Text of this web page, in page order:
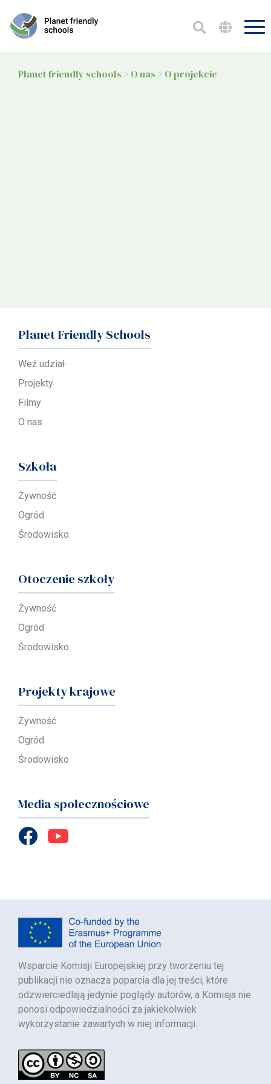
Planet friendly schools > O nas > O projekcie
Planet Friendly Schools
Weź udział
Projekty
Filmy
O nas
Szkoła
Żywność
Ogród
Środowisko
Otoczenie szkoły
Żywność
Ogród
Środowisko
Projekty krajowe
Żywność
Ogród
Środowisko
Media społecznościowe
Wsparcie Komisji Europejskiej przy tworzeniu tej
publikacji nie oznacza poparcia dla jej treści, które
odzwierciedlają jedynie poglądy autorów, a Komisja nie
ponosi odpowiedzialności za jakiekolwiek
wykorzystanie zawartych w niej informacji.